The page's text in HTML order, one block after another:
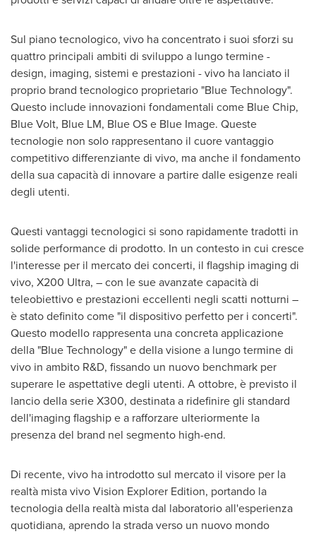
Sul piano tecnologico, vivo ha concentrato i suoi sforzi su
quattro principali ambiti di sviluppo a lungo termine -
design, imaging, sistemi e prestazioni - vivo ha lanciato il
proprio brand tecnologico proprietario "Blue Technology".
Questo include innovazioni fondamentali come Blue Chip,
Blue Volt, Blue LM, Blue OS e Blue Image. Queste
tecnologie non solo rappresentano il cuore vantaggio
competitivo differenziante di vivo, ma anche il fondamento
della sua capacità di innovare a partire dalle esigenze reali
degli utenti.
Questi vantaggi tecnologici si sono rapidamente tradotti in
solide performance di prodotto. In un contesto in cui cresce
l'interesse per il mercato dei concerti, il flagship imaging di
vivo, X200 Ultra, – con le sue avanzate capacità di
teleobiettivo e prestazioni eccellenti negli scatti notturni –
è stato definito come "il dispositivo perfetto per i concerti".
Questo modello rappresenta una concreta applicazione
della "Blue Technology" e della visione a lungo termine di
vivo in ambito R&D, fissando un nuovo benchmark per
superare le aspettative degli utenti. A ottobre, è previsto il
lancio della serie X300, destinata a ridefinire gli standard
dell'imaging flagship e a rafforzare ulteriormente la
presenza del brand nel segmento high-end.
Di recente, vivo ha introdotto sul mercato il visore per la
realtà mista vivo Vision Explorer Edition, portando la
tecnologia della realtà mista dal laboratorio all'esperienza
quotidiana, aprendo la strada verso un nuovo mondo